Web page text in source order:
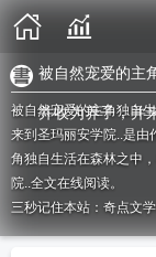
被自然宠爱的主
并收为养子，并
被自然宠爱的主角独自
来到圣玛丽安学院..是由
角独自生活在森林之中
院..全文在线阅读。
三秒记住本站：奇点文